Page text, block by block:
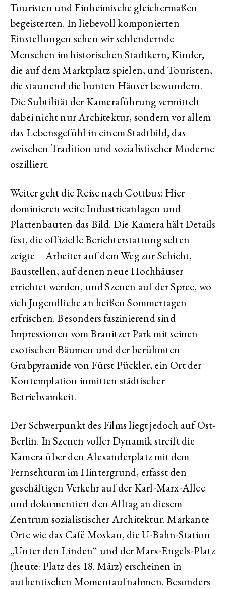
Touristen und Einheimische gleichermaßen
begeisterten. In liebevoll komponierten
Einstellungen sehen wir schlendernde
Menschen im historischen Stadtkern, Kinder,
die auf dem Marktplatz spielen, und Touristen,
die staunend die bunten Häuser bewundern.
Die Subtilität der Kameraführung vermittelt
dabei nicht nur Architektur, sondern vor allem
das Lebensgefühl in einem Stadtbild, das
zwischen Tradition und sozialistischer Moderne
oszilliert.
Weiter geht die Reise nach Cottbus: Hier
dominieren weite Industrieanlagen und
Plattenbauten das Bild. Die Kamera hält Details
fest, die offizielle Berichterstattung selten
zeigte – Arbeiter auf dem Weg zur Schicht,
Baustellen, auf denen neue Hochhäuser
errichtet werden, und Szenen auf der Spree, wo
sich Jugendliche an heißen Sommertagen
erfrischen. Besonders faszinierend sind
Impressionen vom Branitzer Park mit seinen
exotischen Bäumen und der berühmten
Grabpyramide von Fürst Pückler, ein Ort der
Kontemplation inmitten städtischer
Betriebsamkeit.
Der Schwerpunkt des Films liegt jedoch auf Ost-
Berlin. In Szenen voller Dynamik streift die
Kamera über den Alexanderplatz mit dem
Fernsehturm im Hintergrund, erfasst den
geschäftigen Verkehr auf der Karl-Marx-Allee
und dokumentiert den Alltag an diesem
Zentrum sozialistischer Architektur. Markante
Orte wie das Café Moskau, die U-Bahn-Station
„Unter den Linden“ und der Marx-Engels-Platz
(heute: Platz des 18. März) erscheinen in
authentischen Momentaufnahmen. Besonders